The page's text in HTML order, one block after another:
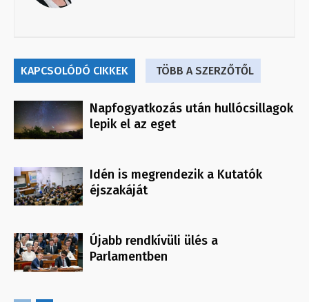
KAPCSOLÓDÓ CIKKEK TÖBB A SZERZŐTŐL
Napfogyatkozás után hullócsillagok
lepik el az eget
Idén is megrendezik a Kutatók
éjszakáját
Újabb rendkívüli ülés a
Parlamentben